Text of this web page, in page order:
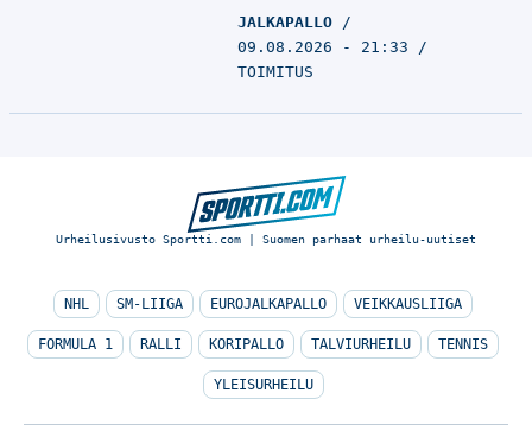
JALKAPALLO
09.08.2026 - 21:33
TOIMITUS
Urheilusivusto Sportti.com | Suomen parhaat urheilu-uutiset
NHL SM-LIIGA EUROJALKAPALLO VEIKKAUSLIIGA
FORMULA 1 RALLI KORIPALLO TALVIURHEILU TENNIS
YLEISURHEILU